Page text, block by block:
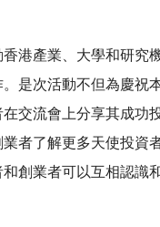
香港產業、大學和研究
是次活動不但為慶祝
交流會上分享其成功
者了解更多天使投資
創業者可以互相認識